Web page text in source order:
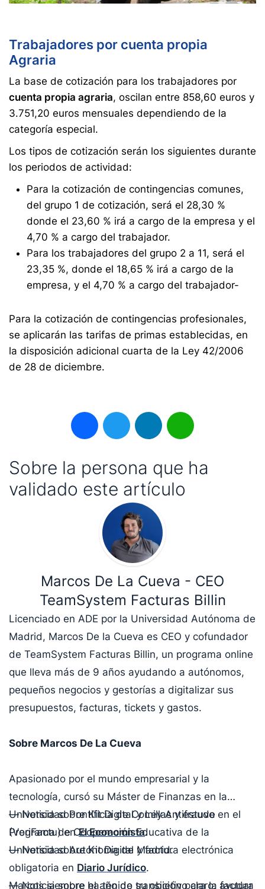
Trabajadores por cuenta propia
Agraria
La base de cotización para los trabajadores por
cuenta propia agraria, oscilan entre 858,60 euros y
3.751,20 euros mensuales dependiendo de la
categoría especial.
Los tipos de cotización serán los siguientes durante
los periodos de actividad:
Para la cotización de contingencias comunes,
del grupo 1 de cotización, será el 28,30 %
donde el 23,60 % irá a cargo de la empresa y el
4,70 % a cargo del trabajador.
Para los trabajadores del grupo 2 a 11, será el
23,35 %, donde el 18,65 % irá a cargo de la
empresa, y el 4,70 % a cargo del trabajador-
Para la cotización de contingencias profesionales,
se aplicarán las tarifas de primas establecidas, en
la disposición adicional cuarta de la Ley 42/2006
de 28 de diciembre.
FacebookTwitterLinkedInWhatsApp
Sobre la persona que ha
validado este artículo
Marcos De La Cueva - CEO
TeamSystem Facturas Billin
Licenciado en ADE por la Universidad Autónoma de
Madrid, Marcos De la Cueva es CEO y cofundador
de TeamSystem Facturas Billin, un programa online
que lleva más de 9 años ayudando a autónomos,
pequeños negocios y gestorías a digitalizar sus
presupuestos, facturas, tickets y gastos.
Sobre Marcos De La Cueva
Apasionado por el mundo empresarial y la
tecnología, cursó su Máster de Finanzas en la
Universidad Pontificia de Comillas y estuvo en el
Programa de Cooperación Educativa de la
Universidad Autónoma de Madrid.
Marcos siempre ha tenido su objetivo claro: ayudar
— Noticia sobre Kit Digital y Ley Antifraude
(VeriFactu) enEl Economista.
— Noticia sobre Kit Digital y factura electrónica
obligatoria en Diario Jurídico.
— Noticia sobre el año de transición para la factura